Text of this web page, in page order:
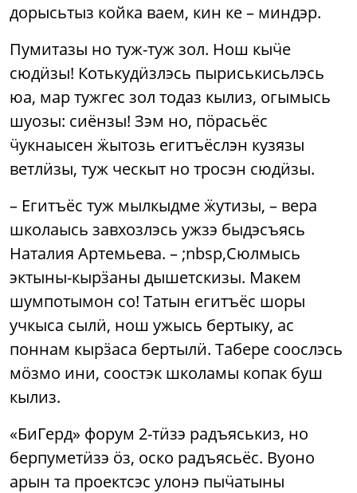
дорысьтыз койка ваем, кин ке – миндэр.
Пумитазы но туж-туж зол. Нош кыӵе
сюдӥзы! Котькудӥзлэсь пыриськисьлэсь
юа, мар тужгес зол тодаз кылиз, огымысь
шуозы: сиёнзы! Зэм но, пӧрасьёс
ӵукнаысен ӝытозь егитъёслэн кузязы
ветлӥзы, туж ческыт но тросэн сюдӥзы.
– Егитъёс туж мылкыдме ӝутизы, – вера
школаысь завхозлэсь ужзэ быдэсъясь
Наталия Артемьева. – ;nbsp,Сюлмысь
эктыны-кырӟаны дышетскизы. Макем
шумпотымон со! Татын егитъёс шоры
учкыса сылӥ, нош ужысь бертыку, ас
поннам кырӟаса бертылӥ. Табере соослэсь
мӧзмо ини, соостэк школамы копак буш
кылиз.
«БиГерд» форум 2-тӥзэ радъяськиз, но
берпуметӥзэ ӧз, оско радъясьёс. Вуоно
арын та проектсэс улонэ пыӵатыны